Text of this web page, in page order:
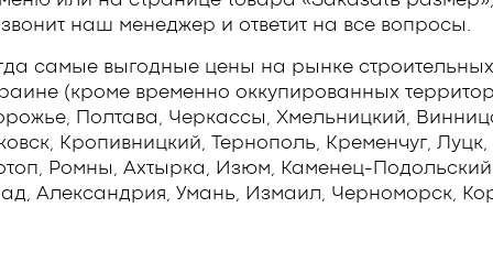
наш менеджер и ответит на все вопросы.
самые выгодные цены на рынке
(кроме временно оккупированных
Полтава, Черкассы, Хмельницкий,
Кропивницкий, Тернополь, Кременчуг, Луцк,
Ромны, Ахтырка, Изюм, Каменец-
Александрия, Умань, Измаил, Черноморск,